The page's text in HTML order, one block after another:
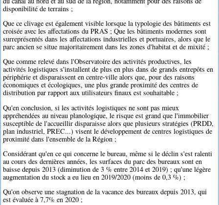
disponibilité de terrains ;
Que ce clivage est également visible lorsque la typologie des bâtiments est
croisée avec les affectations du PRAS ; Que les bâtiments modernes sont
surreprésentés dans les affectations industrielles et portuaires, alors que le
parc ancien se situe majoritairement dans les zones d'habitat et de mixité ;
Que comme relevé dans l'Observatoire des activités productives, les
activités logistiques s'installent de plus en plus dans de grands entrepôts en
périphérie et disparaissent en centre-ville alors que, pour des raisons
économiques et écologiques, une plus grande proximité des centres de
distribution par rapport aux utilisateurs finaux est souhaitable ;
Qu'en conclusion, si les activités logistiques ne sont pas mieux
appréhendées au niveau planologique, le risque est grand que l'immobilier
susceptible de l'accueillir disparaisse alors que plusieurs stratégies (PRDD,
plan industriel, PREC...) visent le développement de centres logistiques de
proximité dans l'ensemble de la Région ;
Considérant qu'en ce qui concerne le bureau, même si le déclin s'est ralenti
au cours des dernières années, les surfaces du parc des bureaux sont en
baisse depuis 2013 (diminution de 3 % entre 2014 et 2019) ; qu'une légère
augmentation du stock a eu lieu en 2019/2020 (moins de 0,3 %) ;
Qu'on observe une stagnation de la vacance des bureaux depuis 2013, qui
est évaluée à 7,7% en 2020 ;